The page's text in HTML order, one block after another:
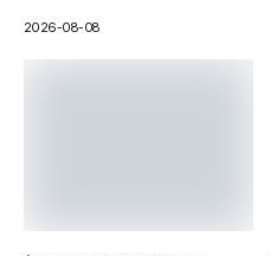
2026-08-08